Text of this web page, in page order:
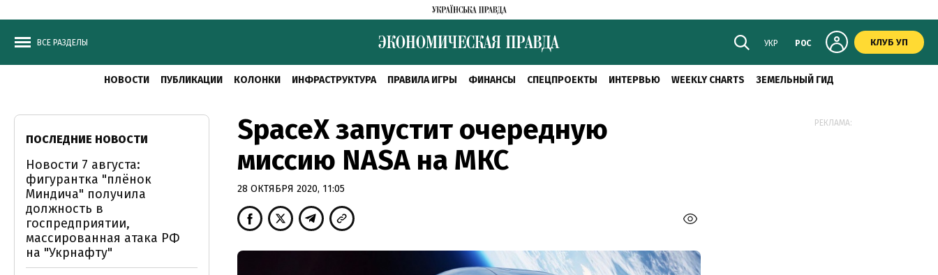
ВСЕ РАЗДЕЛЫ УКР РОС КЛУБ УП
НОВОСТИ ПУБЛИКАЦИИ КОЛОНКИ ИНФРАСТРУКТУРА ПРАВИЛА ИГРЫ ФИНАНСЫ СПЕЦПРОЕКТЫ ИНТЕРВЬЮ WEEKLY CHARTS ЗЕМЕЛЬНЫЙ ГИД
SpaceX запустит очередную
миссию NASA на МКС
28 ОКТЯБРЯ 2020, 11:05
ПОСЛЕДНИЕ НОВОСТИ
Новости 7 августа:
фигурантка "плёнок
Миндича" получила
должность в
госпредприятии,
массированная атака РФ
на "Укрнафту"
РЕКЛАМА: